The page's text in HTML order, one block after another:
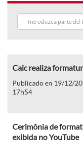
Caic realiza
Publicado en 19/12/
17h54
Cerimônia de
exibida no YouTube